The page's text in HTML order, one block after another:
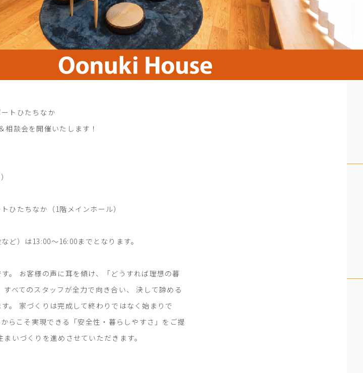
トひたちなか
相談会を開催いたします！
ひたちなか（1階メインホール）
ど）は13:00～16:00までとなります。
。 お客様の声に耳を傾け、「どうすれば理想の暮
べてのスタッフが全力で向き合い、 決して諦める
。 家づくりは完成して終わりではなく始まりで
らこそ実現できる「安全性・暮らしやすさ」をご提
いづくりを進めさせていただきます。